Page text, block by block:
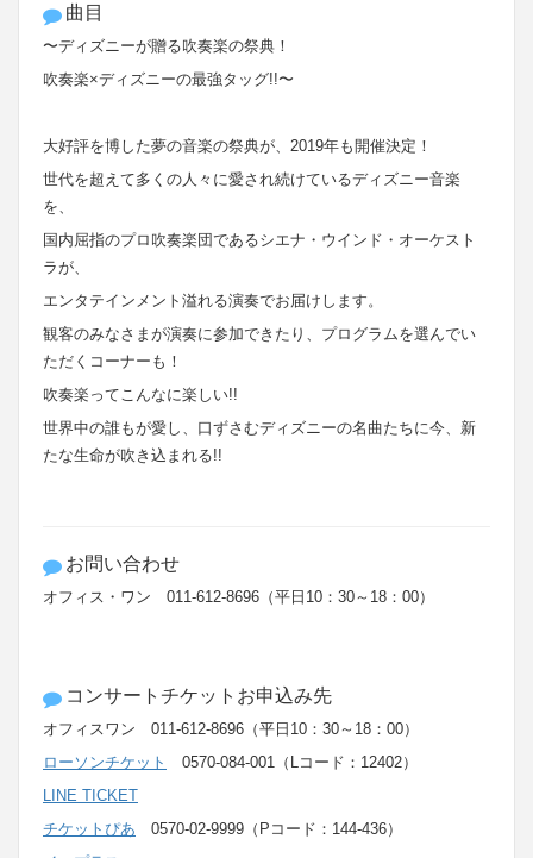
曲目
〜ディズニーが贈る吹奏楽の祭典！
吹奏楽×ディズニーの最強タッグ!!〜
大好評を博した夢の音楽の祭典が、2019年も開催決定！
世代を超えて多くの人々に愛され続けているディズニー音楽
を、
国内屈指のプロ吹奏楽団であるシエナ・ウインド・オーケスト
ラが、
エンタテインメント溢れる演奏でお届けします。
観客のみなさまが演奏に参加できたり、プログラムを選んでい
ただくコーナーも！
吹奏楽ってこんなに楽しい!!
世界中の誰もが愛し、口ずさむディズニーの名曲たちに今、新
たな生命が吹き込まれる!!
お問い合わせ
オフィス・ワン 011-612-8696（平日10：30～18：00）
コンサートチケットお申込み先
オフィスワン 011-612-8696（平日10：30～18：00）
ローソンチケット
0570-084-001（Lコード：12402）
LINE TICKET
チケットぴあ 0570-02-9999（Pコード：144-436）